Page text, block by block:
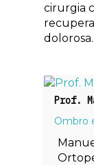
cirurgia
dolorosa.
Prof.
Ombro